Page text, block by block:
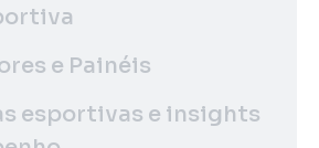
e Painéis
esportivas e insights